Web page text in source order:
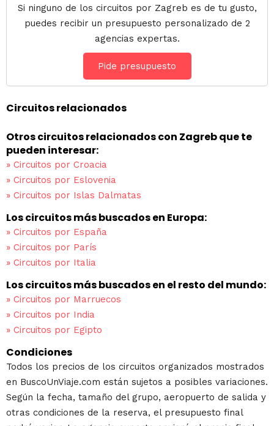
Si ninguno de los circuitos por Zagreb es de tu gusto,
puedes recibir un presupuesto personalizado de 2
agencias expertas.
Pide presupuesto
Circuitos relacionados
Otros circuitos relacionados con Zagreb que te
pueden interesar:
» Circuitos por Croacia
» Circuitos por Eslovenia
» Circuitos por Islas Dalmatas
Los circuitos más buscados en Europa:
» Circuitos por España
» Circuitos por París
» Circuitos por Italia
Los circuitos más buscados en el resto del mundo:
» Circuitos por Marruecos
» Circuitos por India
» Circuitos por Egipto
Condiciones
Todos los precios de los circuitos organizados mostrados
en BuscoUnViaje.com están sujetos a posibles variaciones.
Según la fecha, tamaño del grupo, aeropuerto de salida y
otras condiciones de la reserva, el presupuesto final